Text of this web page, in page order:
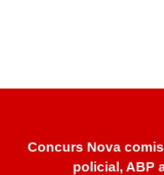
Concurs Nova
policial, ABP